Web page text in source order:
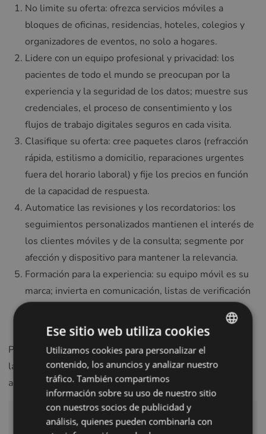
No limite su oferta: ofrezca servicios móviles a
bloques de oficinas, residencias, hoteles, colegios y
organizadores de eventos, no solo a hogares.
Lidere con un equipo profesional y privacidad: los
pacientes de todo el mundo se preocupan por la
experiencia y la seguridad de los datos; muestre sus
credenciales, el proceso de consentimiento y los
flujos de trabajo digitales seguros en cada visita.
Clasifique su oferta: cree paquetes claros (refracción
rápida, estilismo a domicilio, reparaciones urgentes
fuera del horario laboral) y fije los precios en función
de la capacidad de respuesta.
Automatice las revisiones y los recordatorios: los
seguimientos personalizados mantienen el interés de
los clientes móviles y de la consulta; segmente por
afección y dispositivo para mantener la relevancia.
Formación para la experiencia: su equipo móvil es su
marca; invierta en comunicación, listas de verificación
clínicas estandarizadas y resolución de problemas
sobre el terreno.
Para ver ejemplos de cómo los equipos ópticos optimizan
la programación, los datos de los clientes y la mensajería
a través de múltiples canales, consulte
Prueba gratuita de 7 días
ENGLISH
POLISH
CZECH
GERMAN
Ese sitio web utiliza cookies
Utilizamos cookies para personalizar el
contenido, los anuncios y analizar nuestro
tráfico. También compartimos
información sobre su uso de nuestro sitio
con nuestros socios de publicidad y
análisis, quienes pueden combinarla con